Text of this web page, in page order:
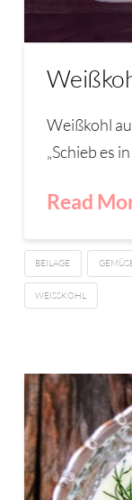
Weißkohl
„Schieb es
Read
BEILAGE
WEISSKOHL